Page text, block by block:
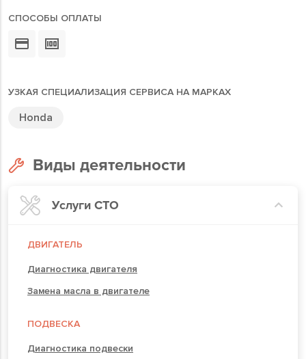
СПОСОБЫ ОПЛАТЫ
УЗКАЯ СПЕЦИАЛИЗАЦИЯ СЕРВИСА НА МАРКАХ
Honda
Виды деятельности
Услуги СТО
ДВИГАТЕЛЬ
Диагностика двигателя
Замена масла в двигателе
ПОДВЕСКА
Диагностика подвески